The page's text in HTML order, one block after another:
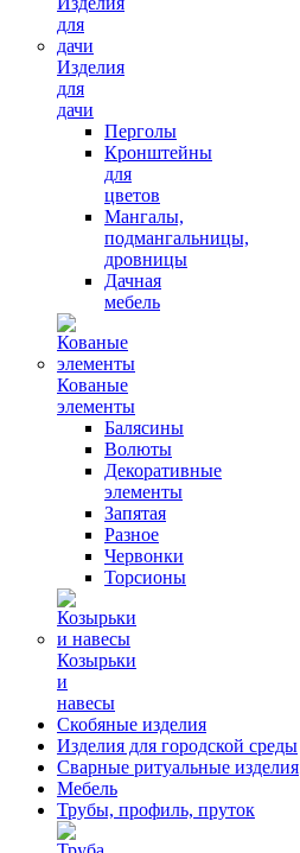
Изделия
для
дачи
Перголы
Кронштейны
для
цветов
Мангалы,
подмангальницы,
дровницы
Дачная
мебель
Кованые
элементы
Балясины
Волюты
Декоративные
элементы
Запятая
Разное
Червонки
Торсионы
Козырьки
и
навесы
Скобяные изделия
Изделия для городской среды
Сварные ритуальные изделия
Мебель
Трубы, профиль, пруток